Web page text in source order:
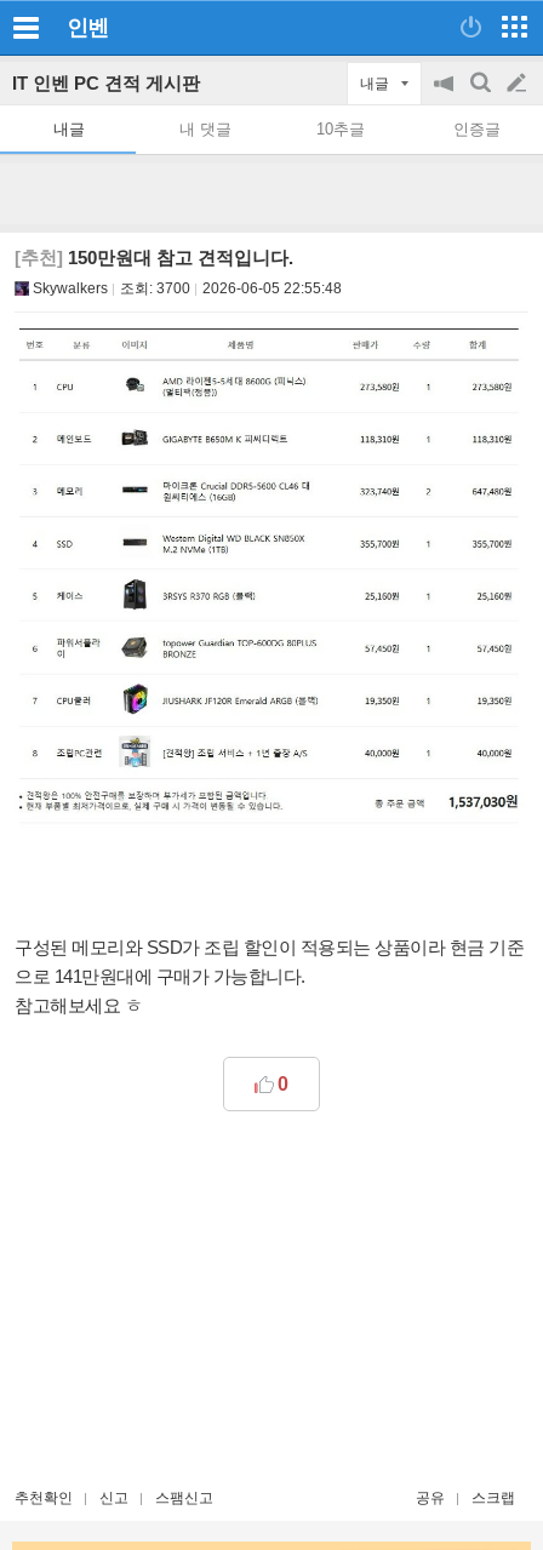
인벤
IT 인벤 PC 견적 게시판 내글
공
on/off
검
색
글
쓰
내글 내 댓글 10추글 인증글
[추천] 150만원대 참고 견적입니다.
Skywalkers 조회: 3700 2026-06-05 22:55:48
구성된 메모리와 SSD가 조립 할인이 적용되는 상품이라 현금 기준
으로 141만원대에 구매가 가능합니다.
참고해보세요 ㅎ
0
추천확인 신고 스팸신고 공유 스크랩